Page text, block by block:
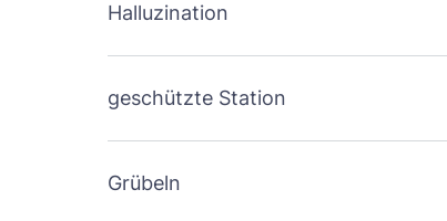
Halluzination
geschützte Station
Grübeln